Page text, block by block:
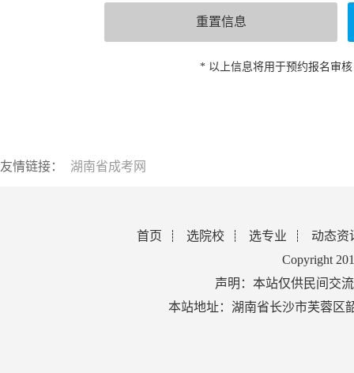
* 以上信息将用于预约报名审
友情链接： 湖南省成考网
首页 选院校 选专业
动态资
Copyright
声明：本站仅供民间交
本站地址：湖南省长沙市芙蓉区